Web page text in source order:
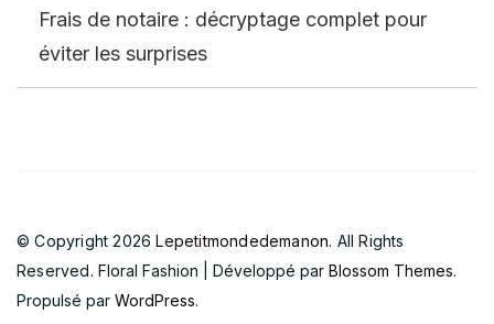
Frais de notaire : décryptage complet pour
éviter les surprises
© Copyright 2026Lepetitmondedemanon. All Rights
Reserved. Floral Fashion | Développé par Blossom Themes.
Propulsé par WordPress.